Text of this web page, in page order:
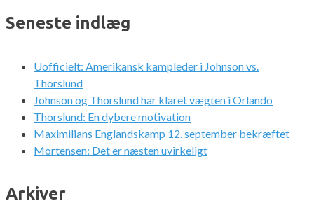
Seneste indlæg
Uofficielt: Amerikansk kampleder i Johnson vs.
Thorslund
Johnson og Thorslund har klaret vægten i Orlando
Thorslund: En dybere motivation
Maximilians Englandskamp 12. september bekræftet
Mortensen: Det er næsten uvirkeligt
Arkiver